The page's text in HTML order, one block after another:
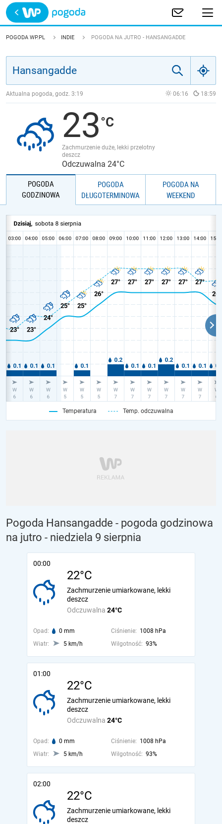
Trwa ładowanie
POLSKA
JAKOŚĆ POWIETRZA
POGODA WP.PL INDIE POGODA NA JUTRO - HANSANGADDE
Aktualna pogoda, godz. 3:19 06:16 18:59
23
Zachmurzenie duże, lekki przelotny
deszcz
Odczuwalna 24°C
POGODA
GODZINOWA
POGODA
DŁUGOTERMINOWA
POGODA NA
WEEKEND
Temperatura Temp. odczuwalna
Pogoda Hansangadde - pogoda godzinowa
na jutro - niedziela 9 sierpnia
00:00
22°C
Odczuwalna 24°C
Zachmurzenie umiarkowane, lekki
deszcz
Opad: 0 mm Ciśnienie: 1008 hPa
Wiatr:
5 km/h Wilgotność: 93%
01:00
22°C
Odczuwalna 24°C
Zachmurzenie umiarkowane, lekki
deszcz
Opad: 0 mm Ciśnienie: 1008 hPa
Wiatr:
5 km/h Wilgotność: 93%
02:00
22°C
Zachmurzenie umiarkowane, lekki
deszcz